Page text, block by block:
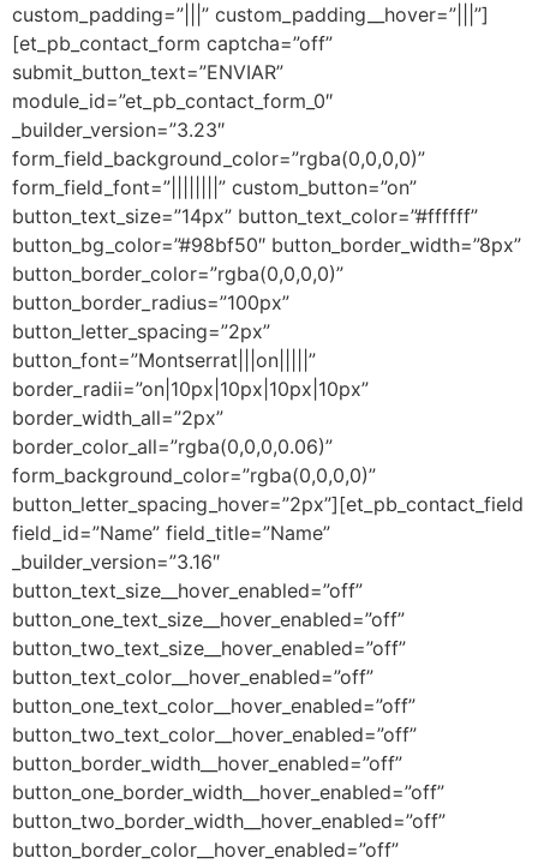
custom_padding=”|||” custom_padding__hover=”|||”]
[et_pb_contact_form captcha=”off”
submit_button_text=”ENVIAR”
module_id=”et_pb_contact_form_0″
_builder_version=”3.23″
form_field_background_color=”rgba(0,0,0,0)”
form_field_font=”||||||||” custom_button=”on”
button_text_size=”14px” button_text_color=”#ffffff”
button_bg_color=”#98bf50″ button_border_width=”8px”
button_border_color=”rgba(0,0,0,0)”
button_border_radius=”100px”
button_letter_spacing=”2px”
button_font=”Montserrat|||on|||||”
border_radii=”on|10px|10px|10px|10px”
border_width_all=”2px”
border_color_all=”rgba(0,0,0,0.06)”
form_background_color=”rgba(0,0,0,0)”
button_letter_spacing_hover=”2px”][et_pb_contact_field
field_id=”Name” field_title=”Name”
_builder_version=”3.16″
button_text_size__hover_enabled=”off”
button_one_text_size__hover_enabled=”off”
button_two_text_size__hover_enabled=”off”
button_text_color__hover_enabled=”off”
button_one_text_color__hover_enabled=”off”
button_two_text_color__hover_enabled=”off”
button_border_width__hover_enabled=”off”
button_one_border_width__hover_enabled=”off”
button_two_border_width__hover_enabled=”off”
button_border_color__hover_enabled=”off”